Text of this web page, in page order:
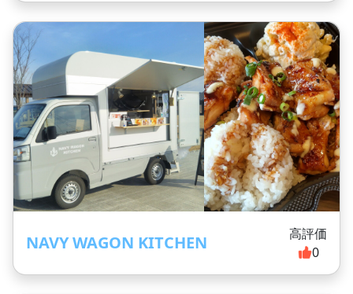
NAVY WAGON KITCHEN
高評価
0